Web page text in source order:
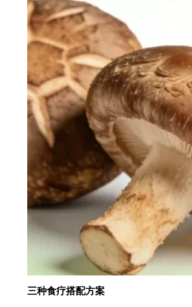
三种食疗搭配方案